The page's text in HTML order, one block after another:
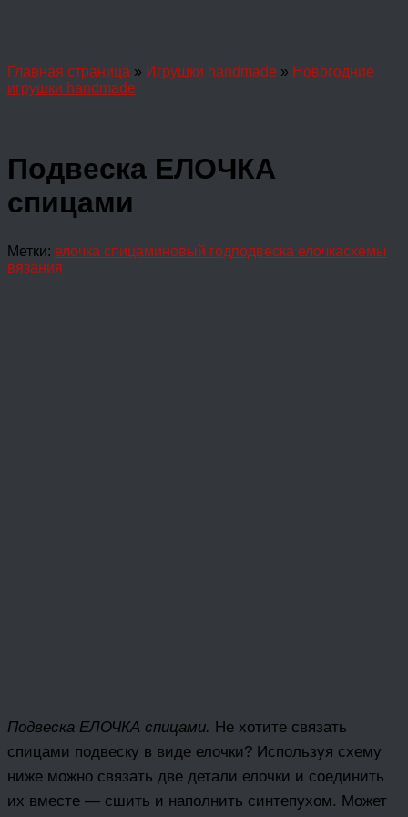
Главная страница » Игрушки handmade » Новогодние
игрушки handmade
Подвеска ЕЛОЧКА
спицами
Метки: елочка спицаминовый годподвеска елочкасхемы
вязания
Подвеска ЕЛОЧКА спицами. Не хотите связать
спицами подвеску в виде елочки? Используя схему
ниже можно связать две детали елочки и соединить
их вместе — сшить и наполнить синтепухом. Может